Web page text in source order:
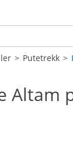
>Putetrekk>
Altam